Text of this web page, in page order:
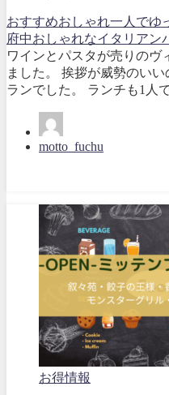
おすすめおしゃれ一人でゆ
府中おしゃれなイタリアン
ワインとパスタが売りのヴ
ました。 挨拶が威勢のい
ランでした。 ランチも1人
motto_fuchu
お得情報